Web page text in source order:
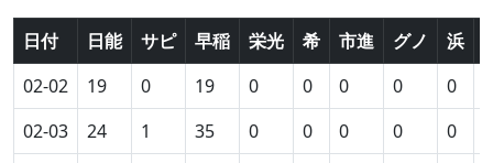
日付 日能 サピ 早稲 栄光 希 市進 グノ 浜
02-02
19 0 19 0 0 0 0 0
02-03
24 1 35 0 0 0 0 0